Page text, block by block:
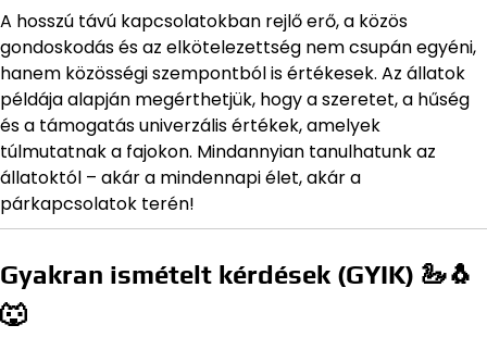
A hosszú távú kapcsolatokban rejlő erő, a közös
gondoskodás és az elkötelezettség nem csupán egyéni,
hanem közösségi szempontból is értékesek. Az állatok
példája alapján megérthetjük, hogy a szeretet, a hűség
és a támogatás univerzális értékek, amelyek
túlmutatnak a fajokon. Mindannyian tanulhatunk az
állatoktól – akár a mindennapi élet, akár a
párkapcsolatok terén!
Gyakran ismételt kérdések (GYIK) 🦢🐧
🐺